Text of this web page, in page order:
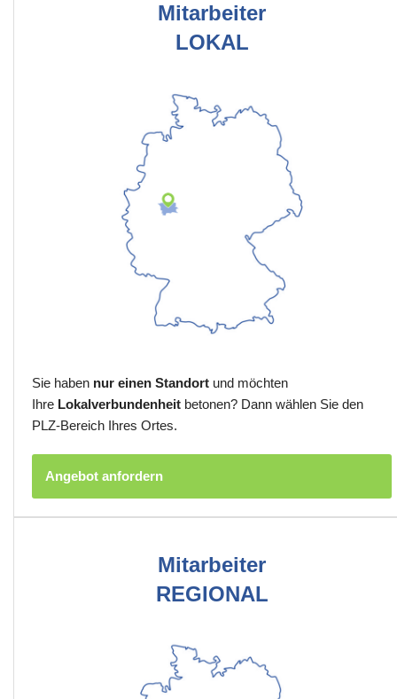
Mitarbeiter
LOKAL
Sie haben nur einen Standort und möchten
Ihre Lokalverbundenheit betonen? Dann wählen Sie den
PLZ-Bereich Ihres Ortes.
Angebot anfordern
Mitarbeiter
REGIONAL